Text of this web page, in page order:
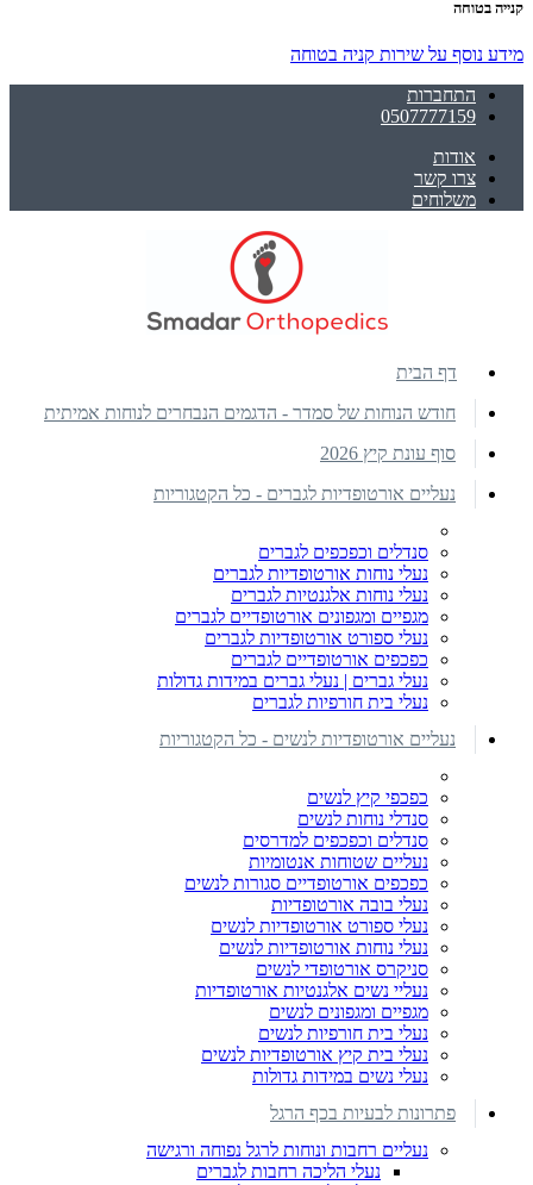
קנייה בטוחה
מידע נוסף על שירות קניה בטוחה
התחברות
0507777159
אודות
צרו קשר
משלוחים
דף הבית
חודש הנוחות של סמדר - הדגמים הנבחרים לנוחות אמיתית
סוף עונת קיץ 2026
נעליים אורטופדיות לגברים - כל הקטגוריות
סנדלים וכפכפים לגברים
נעלי נוחות אורטופדיות לגברים
נעלי נוחות אלגנטיות לגברים
מגפיים ומגפונים אורטופדיים לגברים
נעלי ספורט אורטופדיות לגברים
כפכפים אורטופדיים לגברים
נעלי גברים | נעלי גברים במידות גדולות
נעלי בית חורפיות לגברים
נעליים אורטופדיות לנשים - כל הקטגוריות
כפכפי קיץ לנשים
סנדלי נוחות לנשים
סנדלים וכפכפים למדרסים
נעליים שטוחות אנטומיות
כפכפים אורטופדיים סגורות לנשים
נעלי בובה אורטופדיות
נעלי ספורט אורטופדיות לנשים
נעלי נוחות אורטופדיות לנשים
סניקרס אורטופדי לנשים
נעליי נשים אלגנטיות אורטופדיות
מגפיים ומגפונים לנשים
נעלי בית חורפיות לנשים
נעלי בית קיץ אורטופדיות לנשים
נעלי נשים במידות גדולות
פתרונות לבעיות בכף הרגל
נעליים רחבות ונוחות לרגל נפוחה ורגישה
נעלי הליכה רחבות לגברים